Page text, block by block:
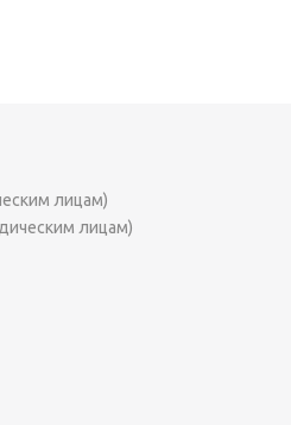
лицам)
лицам)